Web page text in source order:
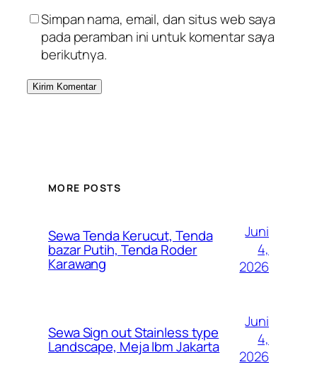
Simpan nama, email, dan situs web saya
pada peramban ini untuk komentar saya
berikutnya.
MORE POSTS
Sewa Tenda Kerucut, Tenda
bazar Putih, Tenda Roder
Karawang
Juni
4,
2026
Sewa Sign out Stainless type
Landscape, Meja Ibm Jakarta
Juni
4,
2026